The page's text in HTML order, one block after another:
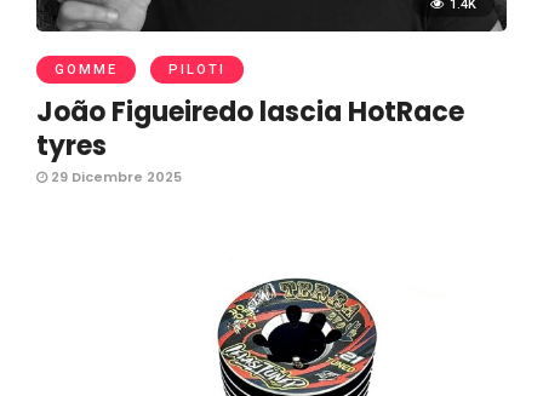
1.4K
GOMME PILOTI
João Figueiredo lascia HotRace
tyres
29 Dicembre 2025